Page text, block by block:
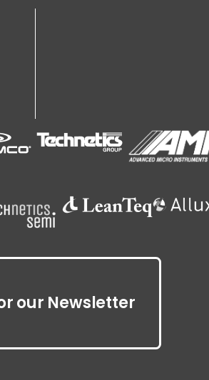
our Newsletter